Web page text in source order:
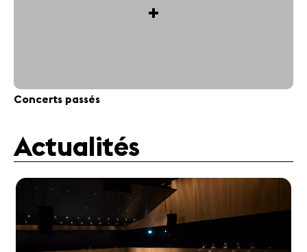
+
Concerts passés
Actualités